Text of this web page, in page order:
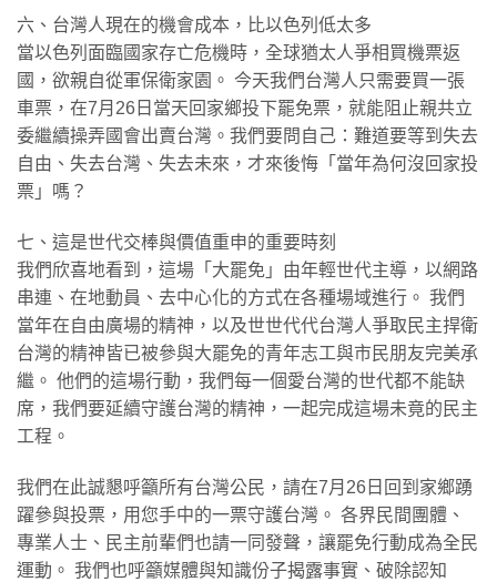
六、台灣人現在的機會成本，比以色列低太多
當以色列面臨國家存亡危機時，全球猶太人爭相買機票返
國，欲親自從軍保衛家園。 今天我們台灣人只需要買一張
車票，在7月26日當天回家鄉投下罷免票，就能阻止親共立
委繼續操弄國會出賣台灣。我們要問自己：難道要等到失去
自由、失去台灣、失去未來，才來後悔「當年為何沒回家投
票」嗎？
七、這是世代交棒與價值重申的重要時刻
我們欣喜地看到，這場「大罷免」由年輕世代主導，以網路
串連、在地動員、去中心化的方式在各種場域進行。 我們
當年在自由廣場的精神，以及世世代代台灣人爭取民主捍衛
台灣的精神皆已被參與大罷免的青年志工與市民朋友完美承
繼。 他們的這場行動，我們每一個愛台灣的世代都不能缺
席，我們要延續守護台灣的精神，一起完成這場未竟的民主
工程。
我們在此誠懇呼籲所有台灣公民，請在7月26日回到家鄉踴
躍參與投票，用您手中的一票守護台灣。 各界民間團體、
專業人士、民主前輩們也請一同發聲，讓罷免行動成為全民
運動。 我們也呼籲媒體與知識份子揭露事實、破除認知